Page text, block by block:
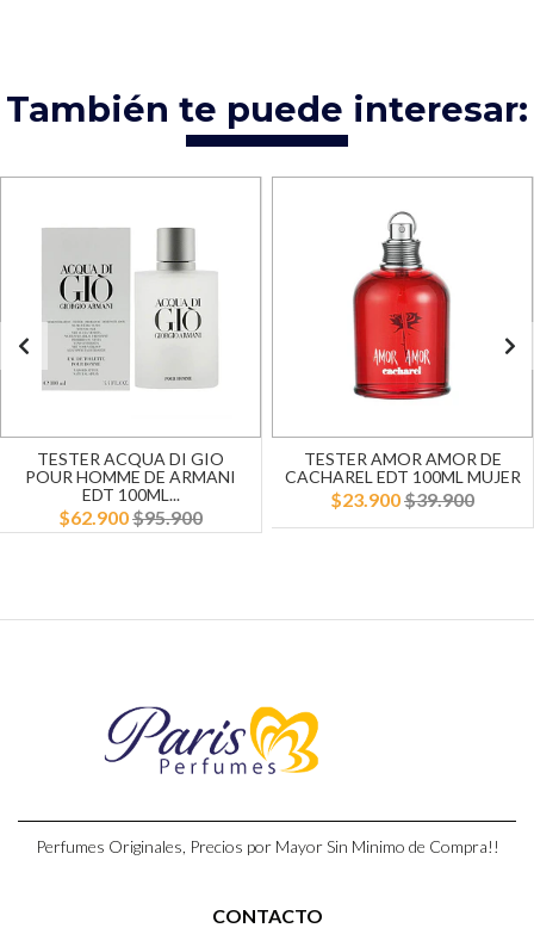
También te puede interesar:
TESTER ACQUA DI GIO
POUR HOMME DE ARMANI
EDT 100ML...
$62.900$95.900
TESTER AMOR AMOR DE
CACHAREL EDT 100ML MUJER
$23.900$39.900
Perfumes Originales, Precios por Mayor Sin Minimo de Compra!!
CONTACTO